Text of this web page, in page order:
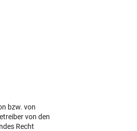
bzw. von
von den
Recht